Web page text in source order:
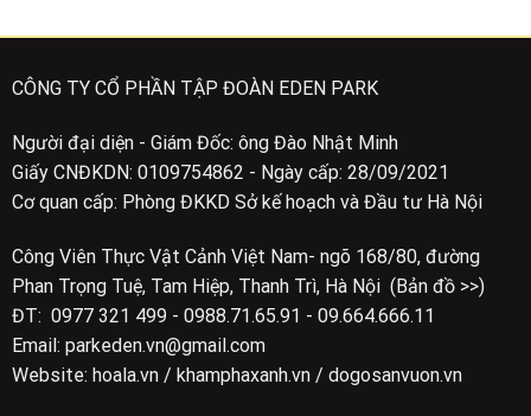
CÔNG TY CỔ PHẦN TẬP ĐOÀN EDEN PARK
Người đại diện - Giám Đốc: ông Đào Nhật Minh
Giấy CNĐKDN: 0109754862 - Ngày cấp: 28/09/2021
Cơ quan cấp: Phòng ĐKKD Sở kế hoạch và Đầu tư Hà Nội
Công Viên Thực Vật Cảnh Việt Nam- ngõ 168/80, đường
Phan Trọng Tuệ, Tam Hiệp, Thanh Trì, Hà Nội (Bản đồ >>)
ĐT: 0977 321 499 - 0988.71.65.91 - 09.664.666.11
Email: parkeden.vn@gmail.com
Website: hoala.vn / khamphaxanh.vn / dogosanvuon.vn